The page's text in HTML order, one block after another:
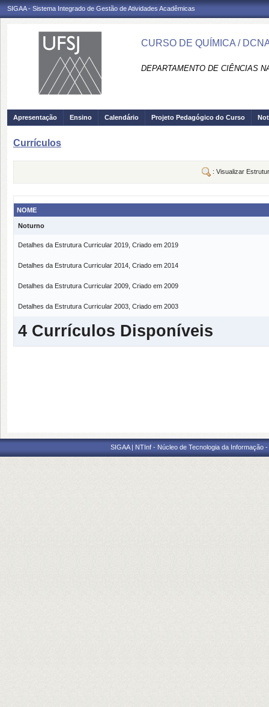
SIGAA - Sistema Integrado de Gestão de Atividades Acadêmicas
CURSO DE QUÍMICA /
DEPARTAMENTO DE CIÊNCIAS
Apresentação Ensino Calendário Projeto Pedagógico do Curso
Currículos
: Visualizar
NOME
Noturno
Detalhes da Estrutura Curricular 2019, Criado em 2019
Detalhes da Estrutura Curricular 2014, Criado em 2014
Detalhes da Estrutura Curricular 2009, Criado em 2009
Detalhes da Estrutura Curricular 2003, Criado em 2003
4 Currículos Disponíveis
SIGAA | NTInf - Núcleo de Tecnologia da